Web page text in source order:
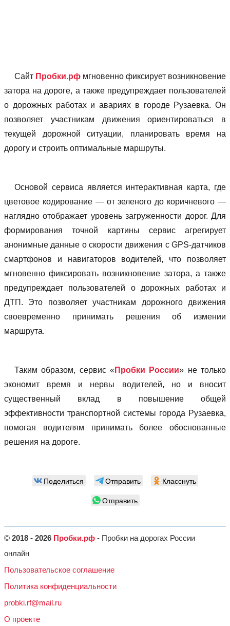
Сайт Пробки.рф мгновенно фиксирует возникновение
затора на дороге, а также предупреждает пользователей
о дорожных работах и авариях в городе Рузаевка. Он
позволяет учаcтникам движения ориентироваться в
текущей дорожной ситуации, планировать время на
дорогу и строить оптимальные маршруты.
Основой сервиса является интерактивная карта, где
цветовое кодирование — от зеленого до коричневого —
наглядно отображает уровень загруженности дорог. Для
формирования точной картины сервис агрегирует
анонимные данные о скорости движения с GPS-датчиков
смартфонов и навигаторов водителей, что позволяет
мгновенно фиксировать возникновение затора, а также
предупреждает пользователей о дорожных работах и
ДТП. Это позволяет участникам дорожного движения
своевременно принимать решения об измении
маршрута.
Таким образом, сервис « Пробки России» не только
экономит время и нервы водителей, но и вносит
существенный вклад в повышение общей
эффективности транспортной системы города Рузаевка,
помогая водителям принимать более обоснованные
решения на дороге.
Поделиться Отправить
Класснуть
Отправить
© 2018 - 2026 Пробки.рф - Пробки на дорогах России
онлайн
Пользовательское соглашение
Политика конфиденциальности
probki.rf@mail.ru
О проекте